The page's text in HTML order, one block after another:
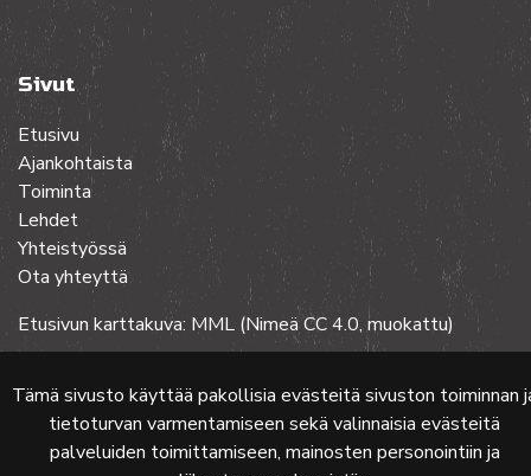
Tämä sivusto käyttää pakollisia evästeitä sivuston toiminnan
tietoturvan varmentamiseen sekä valinnaisia evästeitä
palveluiden toimittamiseen, mainosten personointiin ja
Sivut
Etusivu
Ajankohtaista
Toiminta
Lehdet
Yhteistyössä
Ota yhteyttä
Etusivun karttakuva: MML (Nimeä CC 4.0, muokattu)
© 2024 PKMT | Verkkosivu atFlow Oy